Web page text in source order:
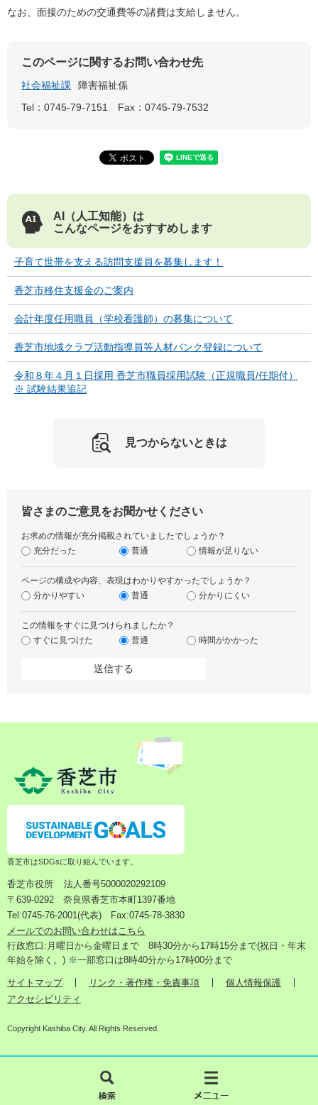
なお、面接のための交通費等の諸費は支給しません。
このページに関するお問い合わせ先
社会福祉課
障害福祉係
Tel：0745-79-7151
Fax：0745-79-7532
AI（人工知能）は
こんなページをおすすめします
子育て世帯を支える訪問支援員を募集します！
香芝市移住支援金のご案内
会計年度任用職員（学校看護師）の募集について
香芝市地域クラブ活動指導員等人材バンク登録について
令和８年４月１日採用 香芝市職員採用試験（正規職員/任期付）
※ 試験結果追記
見つからないときは
皆さまのご意見をお聞かせください
お求めの情報が充分掲載されていましたでしょうか？
充分だった
普通 情報が足りない
ページの構成や内容、表現はわかりやすかったでしょうか？
分かりやすい
普通 分かりにくい
この情報をすぐに見つけられましたか？
すぐに見つけた
普通 時間がかかった
香芝市はSDGsに取り組んでいます。
香芝市役所
法人番号5000020292109
〒639-0292 奈良県香芝市本町1397番地
Tel:0745-76-2001(代表) Fax:0745-78-3830
メールでのお問い合わせはこちら
行政窓口:月曜日から金曜日まで 8時30分から17時15分まで(祝日・年末
年始を除く。) ※一部窓口は8時40分から17時00分まで
サイトマップ リンク・著作権・免責事項
個人情報保護
アクセシビリティ
Copyright Kashiba City. All Rights Reserved.